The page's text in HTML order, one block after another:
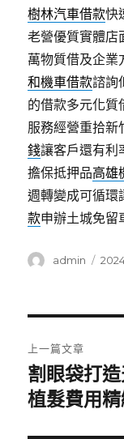
樹林汽車借款快
老營優質實體店
萬物質借及企業
和機車借款諮詢
的借款多元化質
服務經營重拾新
錢讓客戶還有利
擔保抵押品高雄
週轉變成可循環
款申辦土城免留
作
admin
發
章
導
上一篇文章
上
一
割眼袋打
植髮費用